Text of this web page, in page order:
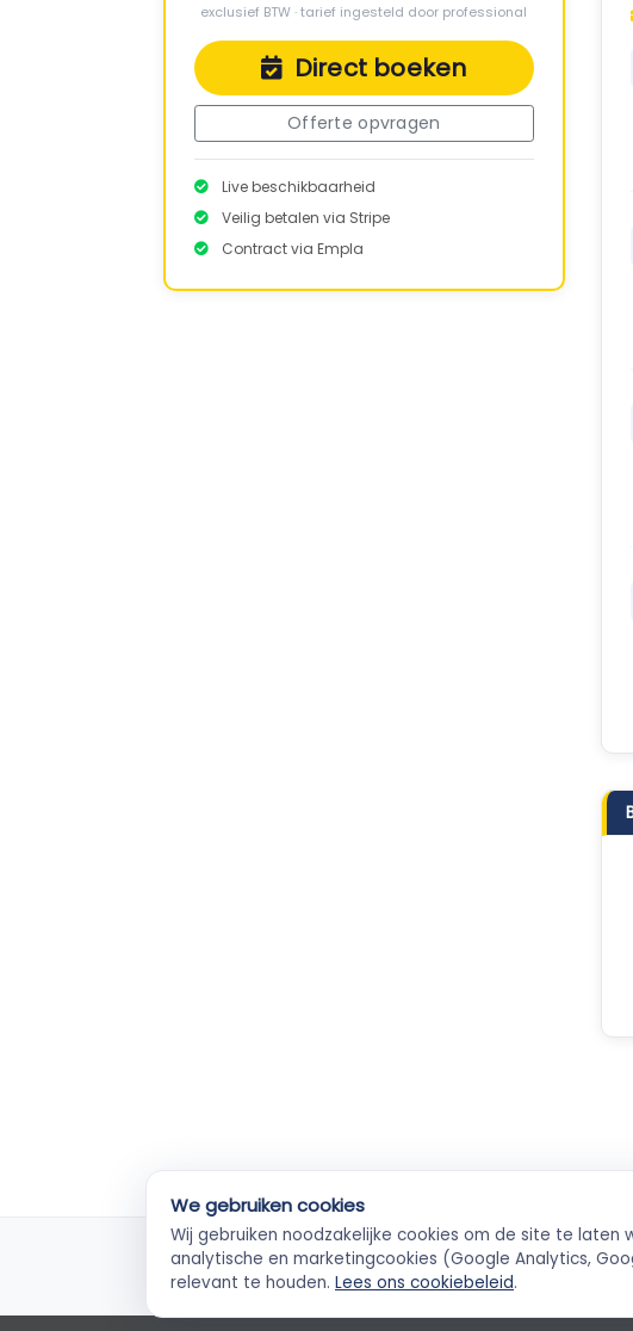
exclusief BTW · tarief ingesteld door professional
Direct boeken
Offerte opvragen
Live beschikbaarheid
Veilig betalen via Stripe
Contract via Empla
KvK-geverifieerd
Elke ZZP'er gecheckt
Veilig betalen
Betaling via Stripe
We gebruiken cookies
Wij gebruiken noodzakelijke cookies om de site te
analytische en marketingcookies (Google Analytics,
relevant te houden. Lees ons cookiebeleid.